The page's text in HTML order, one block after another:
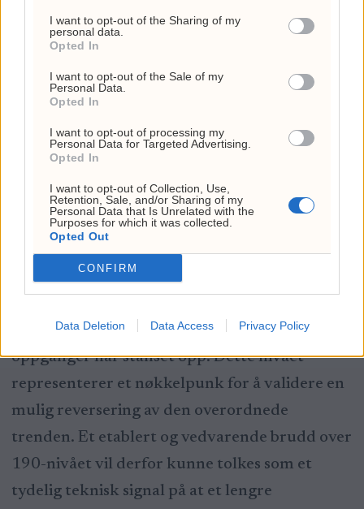
I want to opt-out of the Sharing of my
personal data.
Opted In
I want to opt-out of the Sale of my
Personal Data.
Opted In
I want to opt-out of processing my
Personal Data for Targeted Advertising.
Opted In
I want to opt-out of Collection, Use,
Retention, Sale, and/or Sharing of my
Personal Data that Is Unrelated with the
Purposes for which it was collected.
Opted Out
CONFIRM
Data Deletion Data Access Privacy Policy
områdets rolle som etablert motstand i
tidligere oppgangsfaser. På vei dit finnes det
imidlertid flere naturlige testnivåer som må
overvinnes før en slik målsetning blir teknisk
realistisk, da nivået rundt 180-181 er tatt ut
på sist opptrend. Mellomnivået på 198-201
sonen vil være en del motstand på, men nivået
er en større magnet på overliggende nivå
rundt 209-212.
Et av de mest sentrale nivåene på veien er
har fungert som et vendepunkt der tidligere
oppganger har stanset opp. Dette nivået
representerer et nøkkelpunk for å validere en
mulig reversering av den overordnede
trenden. Et etablert og vedvarende brudd over
190-nivået vil derfor kunne tolkes som et
tydelig teknisk signal på at et lengre